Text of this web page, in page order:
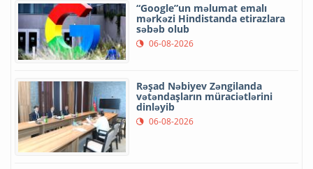
“Google”un məlumat emalı
mərkəzi Hindistanda etirazlara
səbəb olub
06-08-2026
Rəşad Nəbiyev Zəngilanda
vətəndaşların müraciətlərini
dinləyib
06-08-2026